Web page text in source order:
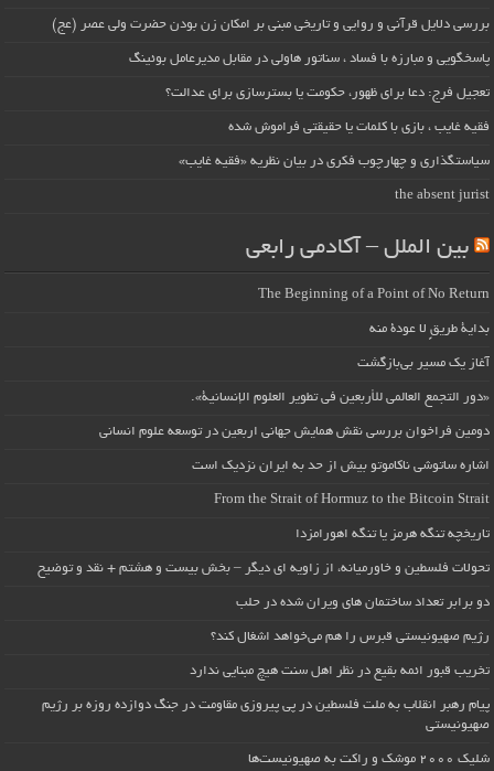
بررسی دلایل قرآنی و روایی و تاریخی مبنی بر امکان زن بودن حضرت ولی عصر (عج)
پاسخگویی و مبارزه با فساد ، سناتور هاولی در مقابل مدیرعامل بوئینگ
تعجیل فرج: دعا برای ظهور، حکومت یا بسترسازی برای عدالت؟
فقیه غایب ، بازی با کلمات یا حقیقتی فراموش شده
سیاستگذاری و چهارچوب فکری در بیان نظریه «فقیه غایب»
the absent jurist
بین الملل – آکادمی رابعی
The Beginning of a Point of No Return
بداية طريقٍ لا عودة منه
آغاز یک مسیر بی‌بازگشت
«دور التجمع العالمي للأربعين في تطوير العلوم الإنسانية».
دومین فراخوان بررسی نقش همایش جهانی اربعین در توسعه علوم انسانی
اشاره ساتوشی ناکاموتو بیش از حد به ایران نزدیک است
From the Strait of Hormuz to the Bitcoin Strait
تاریخچه تنگه هرمز یا تنگه اهورامزدا
تحولات فلسطین و خاورمیانه، از زاویه ای دیگر – بخش بیست و هشتم + نقد و توضیح
دو برابر تعداد ساختمان های ویران شده در حلب
رژیم صهیونیستی قبرس را هم می‌خواهد اشغال کند؟
تخریب قبور ائمه بقیع در نظر اهل سنت هیچ مبنایی ندارد
پیام رهبر انقلاب به ملت فلسطین در پی پیروزی مقاومت در جنگ دوازده روزه بر رژیم
صهیونیستی
شلیک ۲۰۰۰ موشک و راکت به صهیونیست‌ها